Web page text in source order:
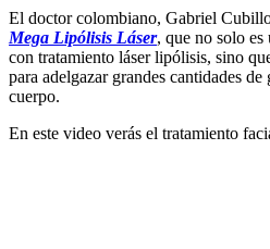
El doctor colombiano, Gabriel
Mega Lipólisis Láser, que no solo es
con tratamiento láser lipólisis, sino
para adelgazar grandes cantidades
cuerpo.
En este video verás el tratamiento